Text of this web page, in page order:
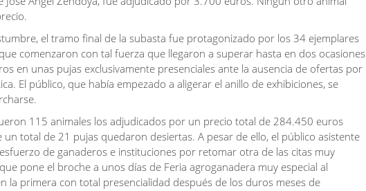
el tramo final de la subasta fue protagonizado por los 34 ejemplares
comenzaron con tal fuerza que llegaron a superar hasta en dos ocasiones
en unas pujas exclusivamente presenciales ante la ausencia de ofertas por
El público, que había empezado a aligerar el anillo de exhibiciones, se
115 animales los adjudicados por un precio total de 284.450 euros
un total de 21 pujas quedaron desiertas. A pesar de ello, el público asistente
de ganaderos e instituciones por retomar otra de las citas muy
pone el broche a unos días de Feria agroganadera muy especial al
la primera con total presencialidad después de los duros meses de